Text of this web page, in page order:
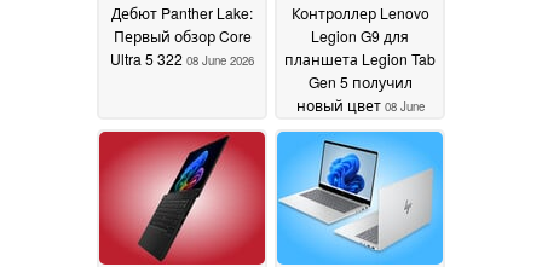
Дебют Panther Lake:
Первый обзор Core
Ultra 5 322 08 June 2026
Контроллер Lenovo
Legion G9 для
планшета Legion Tab
Gen 5 получил
новый цвет 08 June
2026